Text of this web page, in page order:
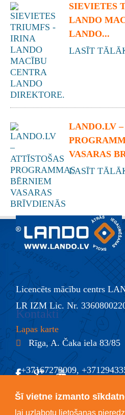
Šī vietne izmanto
lai uzlabotu lietošanas
SIEVIETES
LANDO
LANDO...
LASĪT
LANDO.LV
VASARAS
LASĪT
Licencēts mācību centrs
LR IZM Lic. Nr.
Lapas karte
Kontakti
Rīga, A. Čaka iela 83/85
+37167273009,
@ info@lando.lv